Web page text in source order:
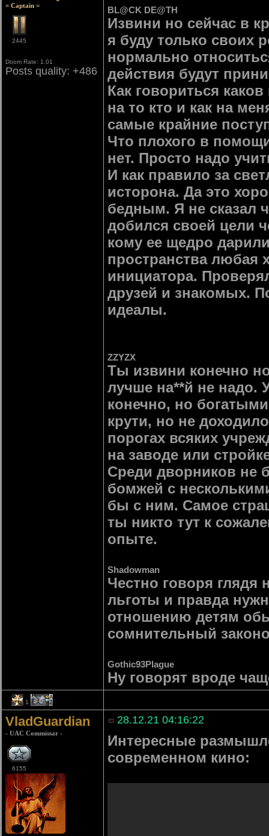
= Captain =
2445
Doom Rate: 1.01
Posts quality: +486
BL@CK DE@TH
Извини но сейчас в
я буду только своих
нормально
действия будут
Как говориться
на то кто и как на
самые крайние
Что плохого в
нет. Просто надо
И как правило за
исторона. Да это
бедным. Я не сказал
добился своей цели
кому ее щедро
пространства любая
инициатора.
друзей и знакомых.
идеалы.
ZZYZX
Ты извини конечно
лучше на**й не
конечно, но
крути, но не
порогах всяких
на заводе или
Среди дворников не
бомжей с
бы с ним. Самое
ты никто тут к
опыте.
Shadowman
Честно говоря
льготы и правда
отношению детям
сомнительный
Gothic93Plague
Ну говорят вроде
1 2
VladGuardian
- UAC Commissar -
6155
28.12.21 04:16:22
Интересные
современном кино: